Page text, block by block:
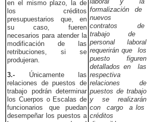
en el mismo plazo, la de
los créditos
presupuestarios que, en
su caso, fueren
necesarios para atender la
modificación de las
retribuciones, si se
produjeran.
3.- Únicamente las
relaciones de puestos de
trabajo podrán determinar
los Cuerpos o Escalas de
funcionarios que puedan
desempeñar los puestos a
laboral y la
formalización de
nuevos
contratos de
trabajo de
personal laboral
requerirán que los
puesto figuren
detallados en las
respectiva
relaciones de
puestos de trabajo
y se realizarán
con cargo a los
créditos